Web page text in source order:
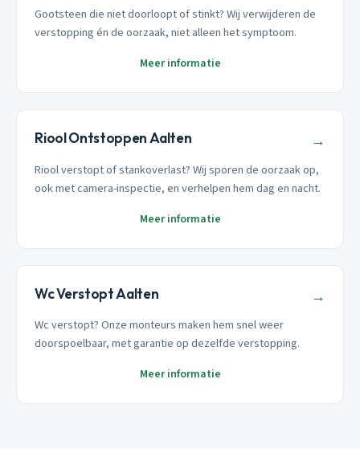
Gootsteen die niet doorloopt of stinkt? Wij verwijderen de
verstopping én de oorzaak, niet alleen het symptoom.
Meer informatie
Riool Ontstoppen Aalten →
Riool verstopt of stankoverlast? Wij sporen de oorzaak op,
ook met camera-inspectie, en verhelpen hem dag en nacht.
Meer informatie
Wc Verstopt Aalten →
Wc verstopt? Onze monteurs maken hem snel weer
doorspoelbaar, met garantie op dezelfde verstopping.
Meer informatie